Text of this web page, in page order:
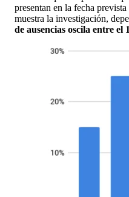
presentan en la fecha
muestra la investigación,
de ausencias oscila entre el